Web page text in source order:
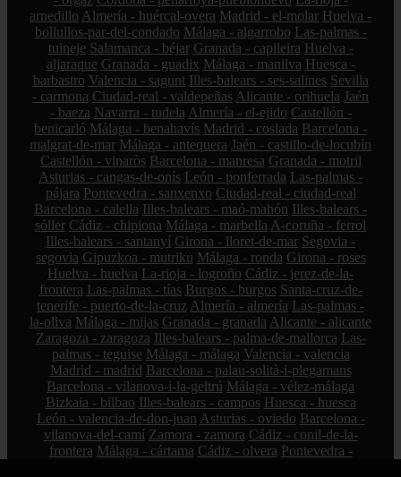
arnedillo Almería - huércal-overa Madrid - el-molar Huelva -
bollullos-par-del-condado Málaga - algarrobo Las-palmas -
tuineje Salamanca - béjar Granada - capileira Huelva -
aljaraque Granada - guadix Málaga - manilva Huesca -
barbastro Valencia - sagunt Illes-balears - ses-salines Sevilla
- carmona Ciudad-real - valdepeñas Alicante - orihuela Jaén
- baeza Navarra - tudela Almería - el-ejido Castellón -
benicarló Málaga - benahavís Madrid - coslada Barcelona -
malgrat-de-mar Málaga - antequera Jaén - castillo-de-locubín
Castellón - vinaròs Barcelona - manresa Granada - motril
Asturias - cangas-de-onís León - ponferrada Las-palmas -
pájara Pontevedra - sanxenxo Ciudad-real - ciudad-real
Barcelona - calella Illes-balears - maó-mahón Illes-balears -
sóller Cádiz - chipiona Málaga - marbella A-coruña - ferrol
Illes-balears - santanyí Girona - lloret-de-mar Segovia -
segovia Gipuzkoa - mutriku Málaga - ronda Girona - roses
Huelva - huelva La-rioja - logroño Cádiz - jerez-de-la-
frontera Las-palmas - tías Burgos - burgos Santa-cruz-de-
tenerife - puerto-de-la-cruz Almería - almería Las-palmas -
la-oliva Málaga - mijas Granada - granada Alicante - alicante
Zaragoza - zaragoza Illes-balears - palma-de-mallorca Las-
palmas - teguise Málaga - málaga Valencia - valencia
Madrid - madrid Barcelona - palau-solità-i-plegamans
Barcelona - vilanova-i-la-geltrú Málaga - vélez-málaga
Bizkaia - bilbao Illes-balears - campos Huesca - huesca
León - valencia-de-don-juan Asturias - oviedo Barcelona -
vilanova-del-camí Zamora - zamora Cádiz - conil-de-la-
frontera Málaga - cártama Cádiz - olvera Pontevedra -